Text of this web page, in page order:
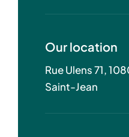
Our location
Rue Ulens 71,
Saint-Jean